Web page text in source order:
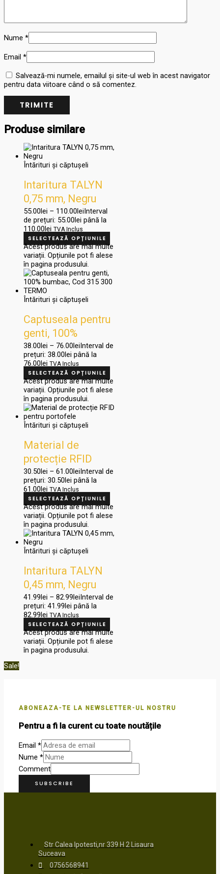
Nume *
Email *
Salvează-mi numele, emailul și site-ul web în acest navigator
pentru data viitoare când o să comentez.
Produse similare
Întărituri și căptușeli
Intaritura TALYN
0,75 mm, Negru
55.00lei – 110.00leiInterval
de prețuri: 55.00lei până la
110.00lei TVA Inclus
SELECTEAZĂ OPȚIUNILE
Acest produs are mai multe
variații. Opțiunile pot fi alese
în pagina produsului.
Întărituri și căptușeli
Captuseala pentru
genti, 100%
bumbac, Cod 315
300 TERMO
38.00lei – 76.00leiInterval de
prețuri: 38.00lei până la
76.00lei TVA Inclus
SELECTEAZĂ OPȚIUNILE
Acest produs are mai multe
variații. Opțiunile pot fi alese
în pagina produsului.
Întărituri și căptușeli
Material de
protecție RFID
pentru portofele
30.50lei – 61.00leiInterval de
prețuri: 30.50lei până la
61.00lei TVA Inclus
SELECTEAZĂ OPȚIUNILE
Acest produs are mai multe
variații. Opțiunile pot fi alese
în pagina produsului.
Întărituri și căptușeli
Intaritura TALYN
0,45 mm, Negru
41.99lei – 82.99leiInterval de
prețuri: 41.99lei până la
82.99lei TVA Inclus
SELECTEAZĂ OPȚIUNILE
Acest produs are mai multe
variații. Opțiunile pot fi alese
în pagina produsului.
Sale!
ABONEAZA-TE LA NEWSLETTER-UL NOSTRU
Pentru a fi la curent cu toate noutățile
Nume *
Email *
Comment
SUBSCRIBE
Str Calea Ipotesti,nr 339 H 2 Lisaura
Suceava
0756568941